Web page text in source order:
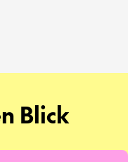
Blick